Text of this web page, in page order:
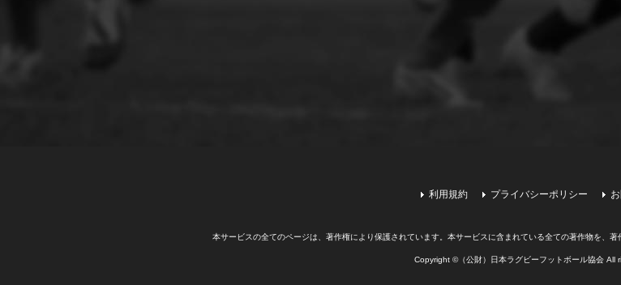
利用規約 プライバシーポリシー
本サービスの全てのページは、著作権により保護されています。 本サービスに含まれている全ての著作物を、
Copyright ©（公財）日本ラグビーフットボール協会 All